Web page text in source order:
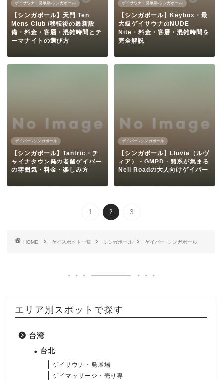
ゲイサウナ・発展場-シンガポール
【シンガポール】天門 Ten
Mens Club /移転後の最新設
備・料金・客層・混雑時間とテ
ーマナイトの選び方
ゲイサウナ・発展場-シンガポール
【シンガポール】Keybox・最
大級ゲイサウナのNUDE
Nite・料金・客層・混雑時間を
完全解説
ゲイバー -シンガポール
【シンガポール】Tantric・チ
ャイナタウン発の老舗ゲイバー
の雰囲気・料金・楽しみ方
ゲイバー -シンガポール
【シンガポール】Lluvia（ルヴ
ィア）・GMPD・熊系が集まる
Neil Roadの大人向けゲイバー
1 2 3
HOME ゲイスポット一覧 シンガポール ゲイバー -シンガポール
エリア別スポットで探す
台湾
台北
ゲイサウナ・発展場
ゲイマッサージ・売り専